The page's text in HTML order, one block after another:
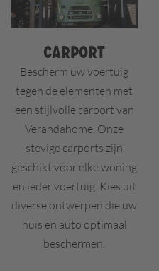
Carport
Bescherm uw voertuig
tegen de elementen met
een stijlvolle carport van
Verandahome. Onze
stevige carports zijn
geschikt voor elke woning
en ieder voertuig. Kies uit
diverse ontwerpen die uw
huis en auto optimaal
beschermen.